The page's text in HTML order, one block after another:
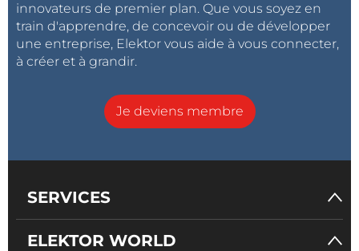
innovateurs de premier plan. Que vous soyez en
train d'apprendre, de concevoir ou de développer
une entreprise, Elektor vous aide à vous connecter,
à créer et à grandir.
Je deviens membre
SERVICES
ELEKTOR WORLD